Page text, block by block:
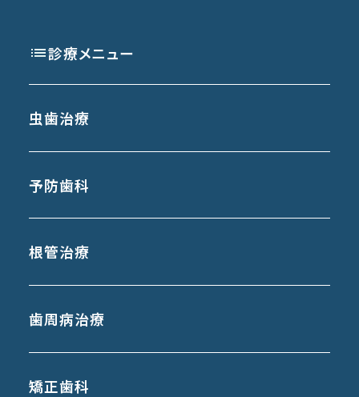
診療メニュー
虫歯治療
予防歯科
根管治療
歯周病治療
矯正歯科